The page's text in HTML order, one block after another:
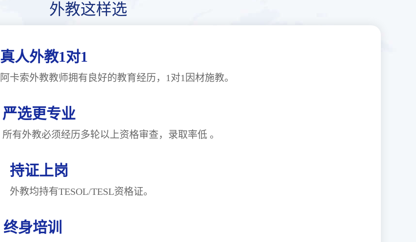
外教这样选
真人外教1对1
阿卡索外教教师拥有良好的教育经历，1对1因材施教。
严选更专业
所有外教必须经历多轮以上资格审查，录取率低 。
持证上岗
外教均持有TESOL/TESL资格证。
终身培训